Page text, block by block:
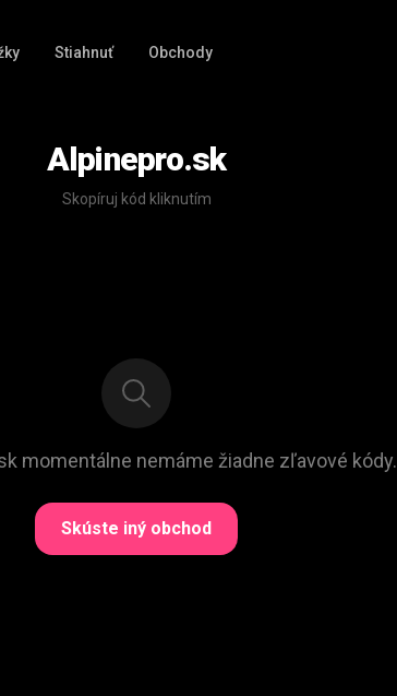
Stiahnuť Obchody
Alpinepro.sk
Skopíruj kód kliknutím
momentálne nemáme žiadne zľavové kódy.
Skúste iný obchod